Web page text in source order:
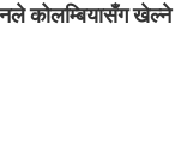
कोलम्बियासँग खेल्ने